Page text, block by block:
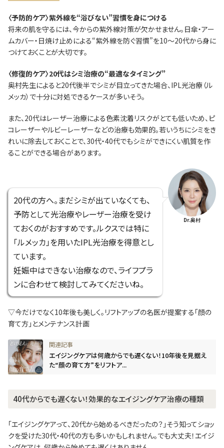
〈予防的ケア〉紫外線を“浴びない”習慣を身につける
将来の肌を守るには、今からの紫外線対策が欠かせません。日傘・アー
ムカバー・日焼け止めによる“紫外線を防ぐ習慣”を10～20代から身に
つけておくことが大切です。
〈修復的ケア〉20代はシミ治療の“最適なタイミング”
奥村先生によると20代後半でシミが目立ってきた場合、IPL光治療（ル
メッカ）で十分に対処できるケースが多いそう。
また、20代はレーザー治療による色素沈着リスクがとても低いため、ピ
コレーザーやルビーレーザーなどの治療も効果的。若いうちにシミをき
れいに除去しておくことで、30代・40代でもシミができにくい肌質を作
ることができる場合があります。
20代の方へ。まだシミが出ていなくても、
予防として光治療やレーザー治療を受け
ておくのがおすすめです。ルクスでは特に
「ルメッカ」を用いたIPL光治療を得意とし
ています。
妊娠中はできない治療なので、ライフプラ
ンに合わせて検討してみてくださいね。
Dr.奥村
▽今だけでなく10年後も美しく。リフトアップの名医が提案する「顔の
育て方」とメンテナンス計画
エイジングケアは何歳からでも遅くない！10年後を見据え
た“顔の育て方”をリフトア...
40代からでも遅くない！効果的なエイジングケア治療の種類
「エイジングケアって、20代から始めるべきだったの？」そう知ってショッ
クを受けた30代・40代の方も多いかもしれません。でも大丈夫！エイジ